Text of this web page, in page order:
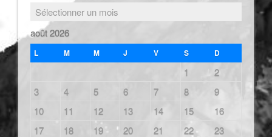
août 2026
L M M J V S D
1
2
3
4 5 6 7 8
9
10
11 12 13 14 15
16
17
18 19 20 21 22
23